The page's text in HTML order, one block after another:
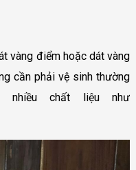
vàng điểm hoặc dát vàng
cần phải vệ sinh thường
nhiều chất liệu như